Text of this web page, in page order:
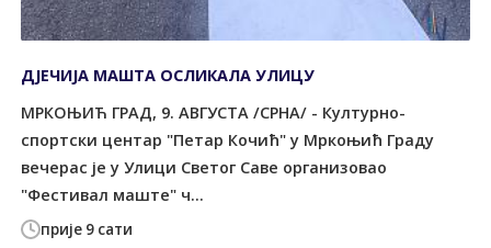
прије 9 сати
ДЈЕЧИЈА МАШТА ОСЛИКАЛА УЛИЦУ
МРКОЊИЋ ГРАД, 9. АВГУСТА /СРНА/ - Културно-
спортски центар "Петар Кочић" у Мркоњић Граду
вечерас је у Улици Светог Саве организовао
"Фестивал маште" ч...